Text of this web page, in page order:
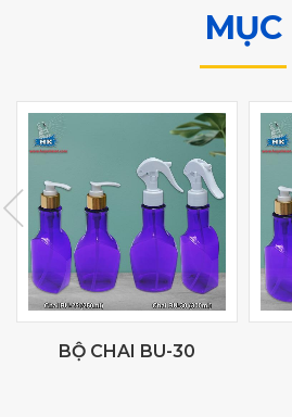
MỤC
BỘ CHAI BU-30